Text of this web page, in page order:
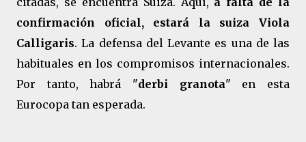
confirmación oficial, estará la suiza Viola
Calligaris. La defensa del Levante es una de las
habituales en los compromisos internacionales.
Por tanto, habrá "derbi granota" en esta
Eurocopa tan esperada.